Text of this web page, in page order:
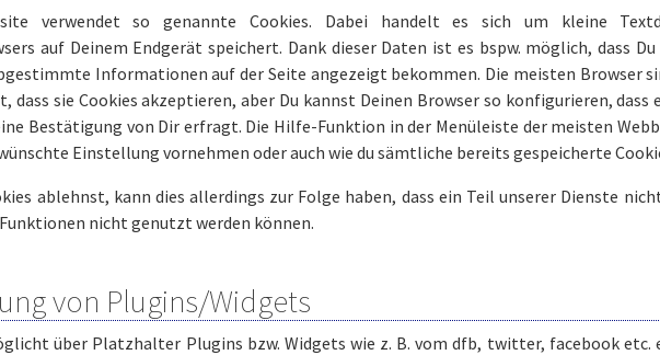
verwendet so genannte Cookies. Dabei handelt es sich um kleine
auf Deinem Endgerät speichert. Dank dieser Daten ist es bspw. möglich, dass
Informationen auf der Seite angezeigt bekommen. Die meisten Browser
dass sie Cookies akzeptieren, aber Du kannst Deinen Browser so konfigurieren, dass
Bestätigung von Dir erfragt. Die Hilfe-Funktion in der Menüleiste der meisten
Einstellung vornehmen oder auch wie du sämtliche bereits gespeicherte
ablehnst, kann dies allerdings zur Folge haben, dass ein Teil unserer Dienste
nicht genutzt werden können.
von Plugins/Widgets
über Platzhalter Plugins bzw. Widgets wie z. B. vom dfb, twitter, facebook etc.